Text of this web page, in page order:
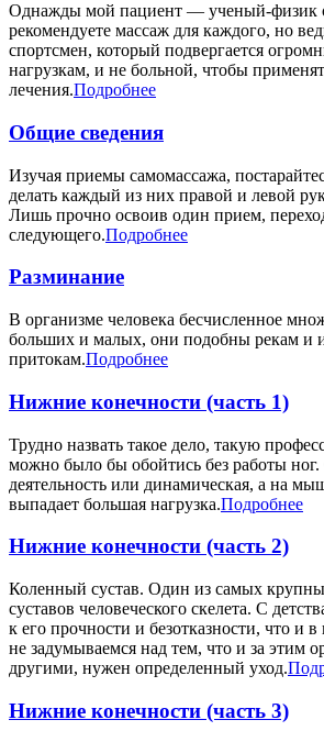
Однажды мой пациент — ученый-физик
рекомендуете массаж для каждого, но
спортсмен, который подвергается
нагрузкам, и не больной, чтобы
лечения.Подробнее
Общие сведения
Изучая приемы самомассажа,
делать каждый из них правой и левой
Лишь прочно освоив один прием,
следующего.Подробнее
Разминание
В организме человека бесчисленное
больших и малых, они подобны рекам и
притокам.Подробнее
Нижние конечности (часть 1)
Трудно назвать такое дело, такую
можно было бы обойтись без работы ног.
деятельность или динамическая, а на
выпадает большая нагрузка.Подробнее
Нижние конечности (часть 2)
Коленный сустав. Один из самых
суставов человеческого скелета. С
к его прочности и безотказности, что и
не задумываемся над тем, что и за этим
другими, нужен определенный уход.
Нижние конечности (часть 3)